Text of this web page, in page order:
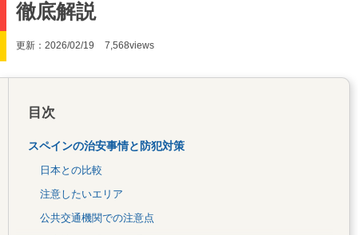
徹底解説
更新：2026/02/19 7,568views
目次
スペインの治安事情と防犯対策
日本との比較
注意したいエリア
公共交通機関での注意点